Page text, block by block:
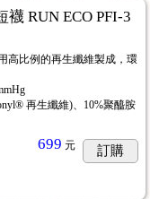
襪 RUN ECO PFI-3
高比例的再生纖維製成，環
再生纖維)、10%聚醯胺
699 元 訂購